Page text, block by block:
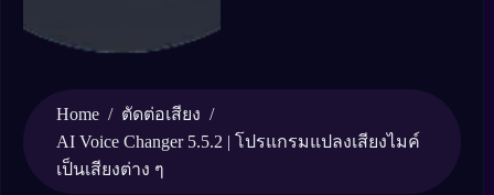
Home / ตัดต่อเสียง /
AI Voice Changer 5.5.2 | โปรแกรมแปลงเสียงไมค์
เป็นเสียงต่าง ๆ